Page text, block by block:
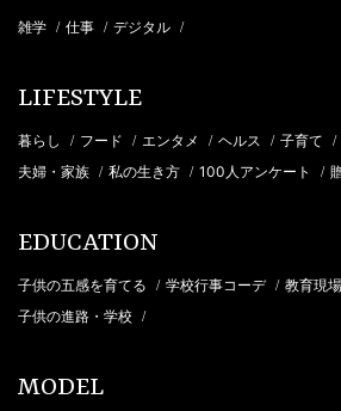
雑学 / 仕事 / デジタル /
LIFESTYLE
暮らし / フード / エンタメ / ヘルス / 子育て /
夫婦・家族 / 私の生き方 / 100人アンケート /
EDUCATION
子供の五感を育てる / 学校行事コーデ / 教育現
子供の進路・学校 /
MODEL